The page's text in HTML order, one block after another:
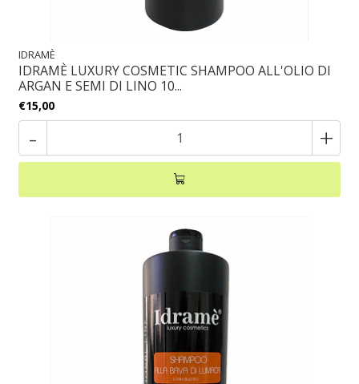
IDRAMÈ
IDRAMÈ LUXURY COSMETIC SHAMPOO ALL'OLIO DI
ARGAN E SEMI DI LINO 10...
€15,00
- +